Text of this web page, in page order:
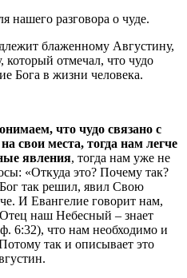
нашего разговора о чуде.
блаженному Августину,
который отмечал, что чудо
Бога в жизни человека.
что чудо связано с
свои места, тогда нам легче
явления, тогда нам уже не
«Откуда это? Почему так?
так решил, явил Свою
И Евангелие говорит нам,
наш Небесный – знает
6:32), что нам необходимо и
так и описывает это